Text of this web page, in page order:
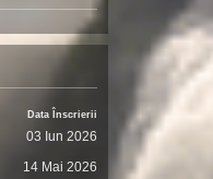
Data Înscrierii
03 Iun 2026
14 Mai 2026